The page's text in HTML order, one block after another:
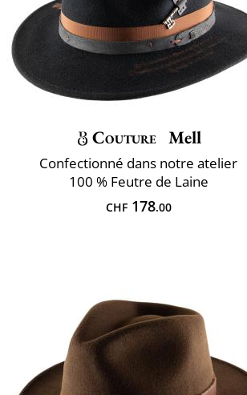
Couture Mell
Confectionné dans notre atelier
100 % Feutre de Laine
CHF178.00